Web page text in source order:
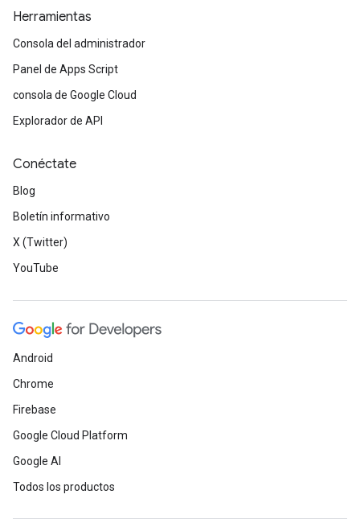
Herramientas
Consola del administrador
Panel de Apps Script
consola de Google Cloud
Explorador de API
Conéctate
Blog
Boletín informativo
X (Twitter)
YouTube
Android
Chrome
Firebase
Google Cloud Platform
Google AI
Todos los productos